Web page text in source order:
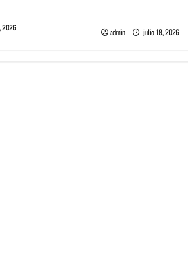
2026 admin julio 18, 2026